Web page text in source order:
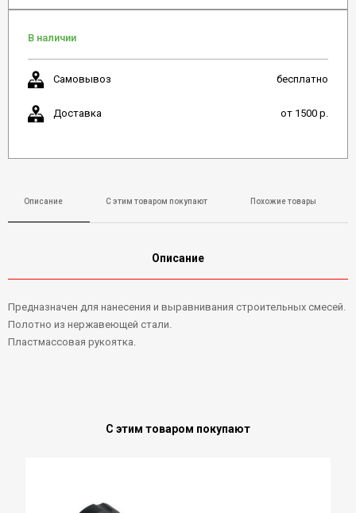
В наличии
Самовывоз бесплатно
Доставка от 1500 р.
Описание С этим товаром покупают Похожие товары
Описание
Предназначен для нанесения и выравнивания строительных смесей.
Полотно из нержавеющей стали.
Пластмассовая рукоятка.
С этим товаром покупают